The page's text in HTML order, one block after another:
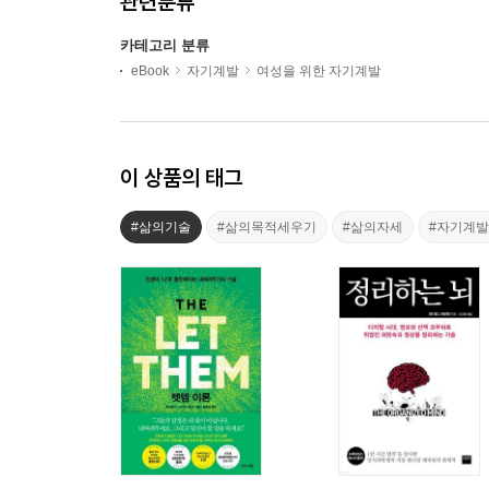
카테고리 분류
eBook 자기계발 여성을 위한 자기계발
이 상품의 태그
#삶의기술 #삶의목적세우기 #삶의자세 #자기계